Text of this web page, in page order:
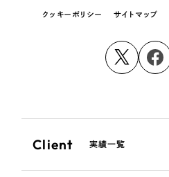
クッキーポリシー サイトマップ
Client 実績一覧